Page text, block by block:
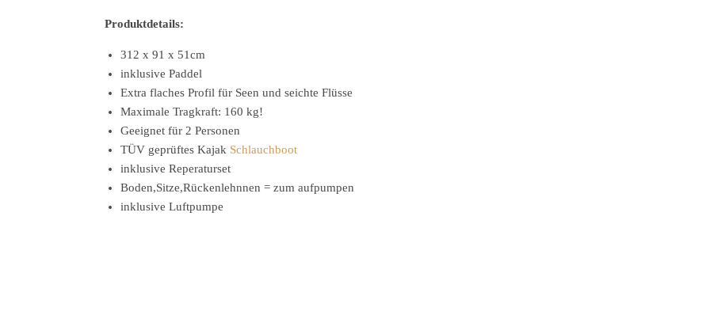
Produktdetails:
312 x 91 x 51cm
inklusive Paddel
Extra flaches Profil für Seen und seichte Flüsse
Maximale Tragkraft: 160 kg!
Geeignet für 2 Personen
TÜV geprüftes Kajak Schlauchboot
inklusive Reperaturset
Boden,Sitze,Rückenlehnnen = zum aufpumpen
inklusive Luftpumpe